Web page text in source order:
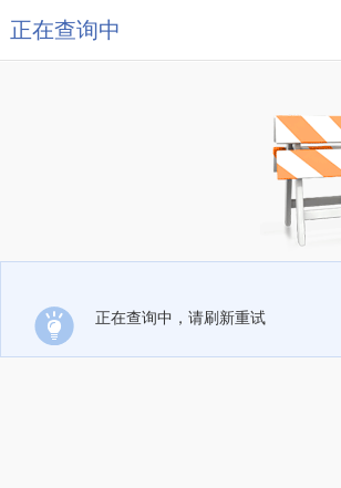
正在查询中
正在查询中，请刷新重试